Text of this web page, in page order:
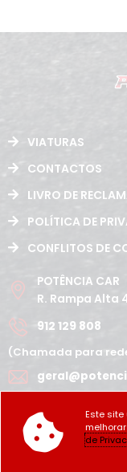
VIATURAS
CONTACTOS
LIVRO DE
POLÍTICA DE
CONFLITOS DE
POTÊNCIA CAR
R. Rampa Alta
912 129 808
(Chamada para
10:00h - 12:30h
Domingo
Fechado
Este
de